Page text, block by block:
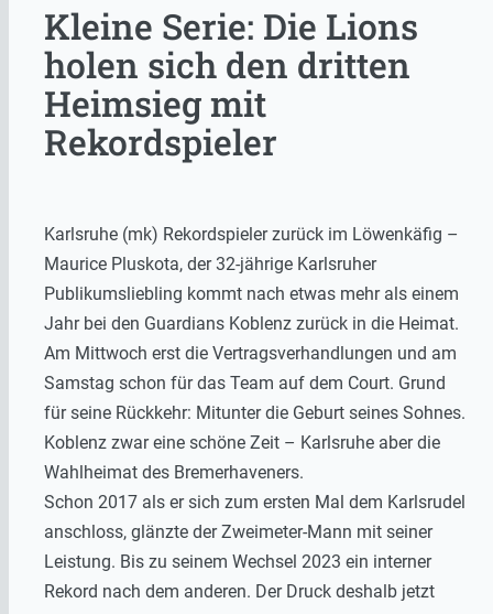
Kleine Serie: Die Lions
holen sich den dritten
Heimsieg mit
Rekordspieler
Karlsruhe (mk) Rekordspieler zurück im Löwenkäfig –
Maurice Pluskota, der 32-jährige Karlsruher
Publikumsliebling kommt nach etwas mehr als einem
Jahr bei den Guardians Koblenz zurück in die Heimat.
Am Mittwoch erst die Vertragsverhandlungen und am
Samstag schon für das Team auf dem Court. Grund
für seine Rückkehr: Mitunter die Geburt seines Sohnes.
Koblenz zwar eine schöne Zeit – Karlsruhe aber die
Wahlheimat des Bremerhaveners.
Schon 2017 als er sich zum ersten Mal dem Karlsrudel
anschloss, glänzte der Zweimeter-Mann mit seiner
Leistung. Bis zu seinem Wechsel 2023 ein interner
Rekord nach dem anderen. Der Druck deshalb jetzt